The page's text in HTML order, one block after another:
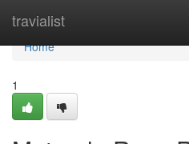
travialist
Home
Home
1